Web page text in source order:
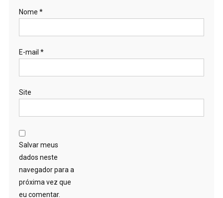
Nome *
E-mail *
Site
Salvar meus
dados neste
navegador para a
próxima vez que
eu comentar.